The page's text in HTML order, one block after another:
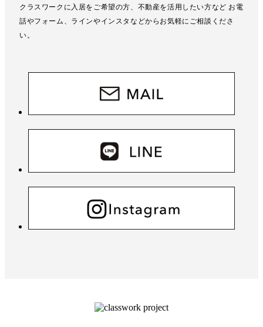
クラスワークに入居をご希望の方、不動産を活用したい方など お電
話やフォーム、ラインやインスタなどからお気軽にご相談くださ
い。